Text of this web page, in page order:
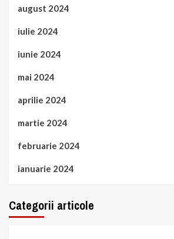
august 2024
iulie 2024
iunie 2024
mai 2024
aprilie 2024
martie 2024
februarie 2024
ianuarie 2024
Categorii articole